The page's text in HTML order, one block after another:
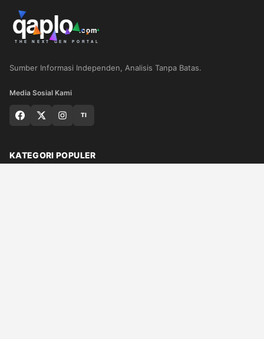
Sumber Informasi Independen, Analisis Tanpa Batas.
Media Sosial Kami
TI
KATEGORI POPULER